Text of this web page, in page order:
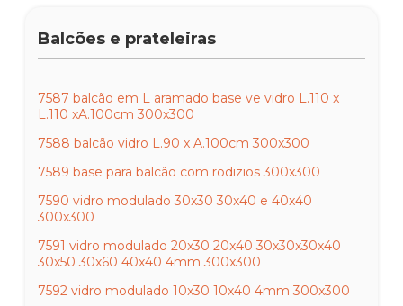
Balcões e prateleiras
7587 balcão em L aramado base ve vidro L.110 x
L.110 xA.100cm 300x300
7588 balcão vidro L.90 x A.100cm 300x300
7589 base para balcão com rodizios 300x300
7590 vidro modulado 30x30 30x40 e 40x40
300x300
7591 vidro modulado 20x30 20x40 30x30x30x40
30x50 30x60 40x40 4mm 300x300
7592 vidro modulado 10x30 10x40 4mm 300x300